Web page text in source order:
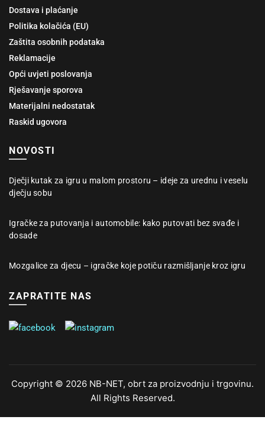
Dostava i plaćanje
Politika kolačića (EU)
Zaštita osobnih podataka
Reklamacije
Opći uvjeti poslovanja
Rješavanje sporova
Materijalni nedostatak
Raskid ugovora
NOVOSTI
Dječji kutak za igru u malom prostoru – ideje za urednu i veselu
dječju sobu
Igračke za putovanja i automobile: kako putovati bez svađe i
dosade
Mozgalice za djecu – igračke koje potiču razmišljanje kroz igru
ZAPRATITE NAS
Copyright © 2026 NB-NET, obrt za proizvodnju i trgovinu.
All Rights Reserved.